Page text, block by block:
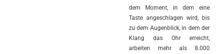
dem Moment, in dem eine
Taste angeschlagen wird, bis
zu dem Augenblick, in dem der
Klang das Ohr erreicht,
arbeiten mehr als 8.000